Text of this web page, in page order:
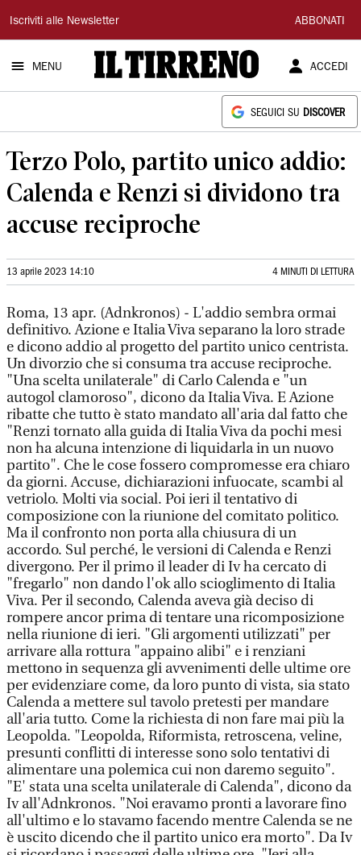
Il
Tirreno
Iscriviti alle Newsletter ABBONATI
MENU ACCEDI
SEGUICI SU DISCOVER
Terzo Polo, partito unico addio:
Calenda e Renzi si dividono tra
accuse reciproche
13 aprile 2023 14:10 4 MINUTI DI LETTURA
Roma, 13 apr. (Adnkronos) - L'addio sembra ormai
definitivo. Azione e Italia Viva separano la loro strade
e dicono addio al progetto del partito unico centrista.
Un divorzio che si consuma tra accuse reciproche.
"Una scelta unilaterale" di Carlo Calenda e "un
autogol clamoroso", dicono da Italia Viva. E Azione
ribatte che tutto è stato mandato all'aria dal fatto che
"Renzi tornato alla guida di Italia Viva da pochi mesi
non ha alcuna intenzione di liquidarla in un nuovo
partito". Che le cose fossero compromesse era chiaro
da giorni. Accuse, dichiarazioni infuocate, scambi al
vetriolo. Molti via social. Poi ieri il tentativo di
composizione con la riunione del comitato politico.
Ma il confronto non porta alla chiusura di un
accordo. Sul perché, le versioni di Calenda e Renzi
divergono. Per il primo il leader di Iv ha cercato di
"fregarlo" non dando l'ok allo scioglimento di Italia
Viva. Per il secondo, Calenda aveva già deciso di
rompere ancor prima di tentare una ricomposizione
nella riunione di ieri. "Gli argomenti utilizzati" per
arrivare alla rottura "appaino alibi" e i renziani
mettono in sequenza gli avvenimenti delle ultime ore
per evidenziare come, da loro punto di vista, sia stato
Calenda a mettere sul tavolo pretesti per mandare
all'aria tutto. Come la richiesta di non fare mai più la
Leopolda. "Leopolda, Riformista, retroscena, veline,
presunti conflitti di interesse sono solo tentativi di
alimentare una polemica cui non daremo seguito".
"E' stata una scelta unilaterale di Calenda", dicono da
Iv all'Adnkronos. "Noi eravamo pronti a lavorare fino
all'ultimo e lo stavamo facendo mentre Calenda se ne
è uscito dicendo che il partito unico era morto". Da Iv